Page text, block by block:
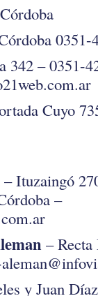
0351-
342 – 0351-
Cuyo
– Ituzaingó
–
–
y Juan